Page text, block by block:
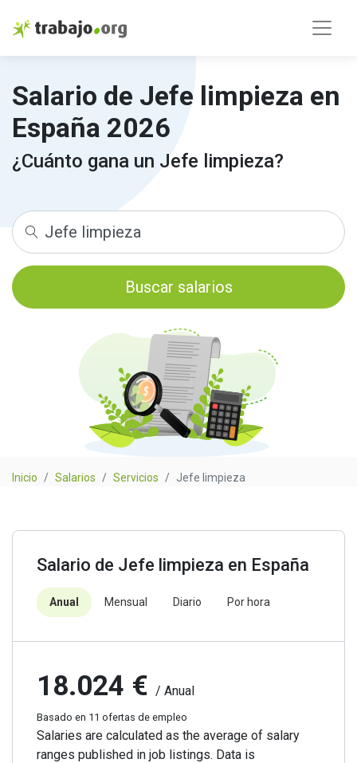
Salario de Jefe limpieza en
España 2026
¿Cuánto gana un Jefe limpieza?
Buscar salarios
Inicio Salarios Servicios Jefe limpieza
Salario de Jefe limpieza en España
Anual Mensual Diario Por hora
18.024 € / Anual
Basado en 11 ofertas de empleo
Salaries are calculated as the average of salary
ranges published in job listings. Data is